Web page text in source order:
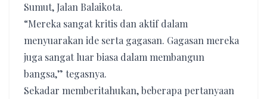
Sumut, Jalan Balaikota.
“Mereka sangat kritis dan aktif dalam
menyuarakan ide serta gagasan. Gagasan mereka
juga sangat luar biasa dalam membangun
bangsa,” tegasnya.
Sekadar memberitahukan, beberapa pertanyaan